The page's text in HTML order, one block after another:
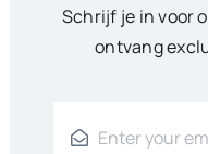
Schrijf je in voor
ontvang